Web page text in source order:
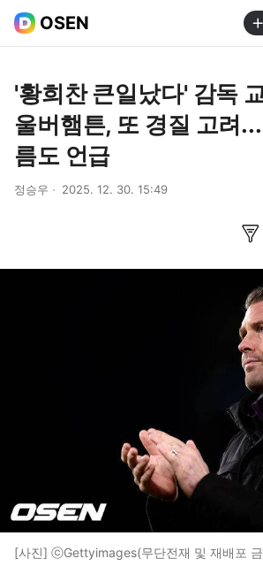
OSEN
'황희찬 큰일났다' 감독
울버햄튼, 또 경질 고려
름도 언급
정승우 2025. 12. 30. 15:49
[사진] ⓒGettyimages(무단전재 및 재배포